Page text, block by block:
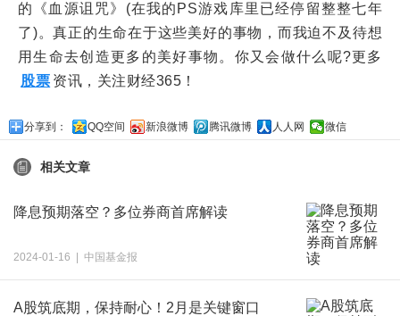
的《血源诅咒》(在我的PS游戏库里已经停留整整七年
了)。真正的生命在于这些美好的事物，而我迫不及待想
用生命去创造更多的美好事物。你又会做什么呢?更多
股票 资讯，关注财经365！
分享到： QQ空间 新浪微博 腾讯微博 人人网 微信
相关文章
降息预期落空？多位券商首席解读
2024-01-16 | 中国基金报
A股筑底期，保持耐心！2月是关键窗口